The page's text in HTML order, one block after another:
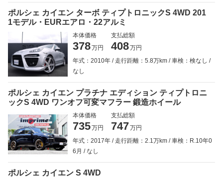
ポルシェ カイエン ターボ ティプトロニックS 4WD 201
1モデル・EURエアロ・22アルミ
本体価格
378万円
支払総額
408万円
年式：2010年
走行距離：5.8万km
車検：検なし
なし
ポルシェ カイエン プラチナ エディション ティプトロニ
ックS 4WD ワンオフ可変マフラー 鍛造ホイール
本体価格
735万円
支払総額
747万円
年式：2017年
走行距離：2.1万km
車検：R.10年0
6月
なし
ポルシェ カイエン S 4WD